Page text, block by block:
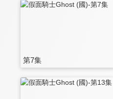
第7集